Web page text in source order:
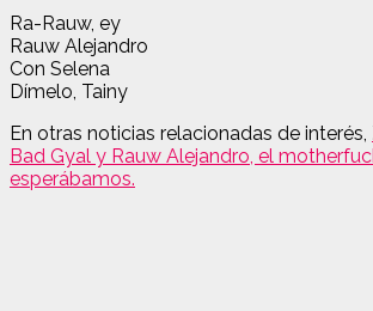
Ra-Rauw, ey
Rauw Alejandro
Con Selena
Dímelo, Tainy
En otras noticias relacionadas de interés,
Bad Gyal y Rauw Alejandro, el
esperábamos.